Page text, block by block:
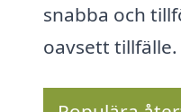
snabba och
oavsett